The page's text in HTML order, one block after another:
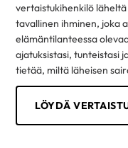
vertaistukihenkilö
tavallinen ihminen, joka
elämäntilanteessa
ajatuksistasi, tunteistasi
tietää, miltä läheisen
LÖYDÄ